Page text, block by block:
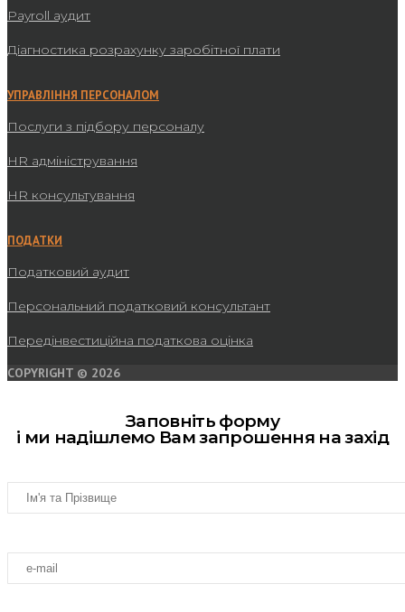
Payroll аудит
Діагностика розрахунку заробітної плати
УПРАВЛІННЯ ПЕРСОНАЛОМ
Послуги з підбору персоналу
HR адміністрування
HR консультування
ПОДАТКИ
Податковий аудит
Персональний податковий консультант
Передінвестиційна податкова оцінка
COPYRIGHT © 2026
Заповніть форму
і ми надішлемо Вам запрошення на захід